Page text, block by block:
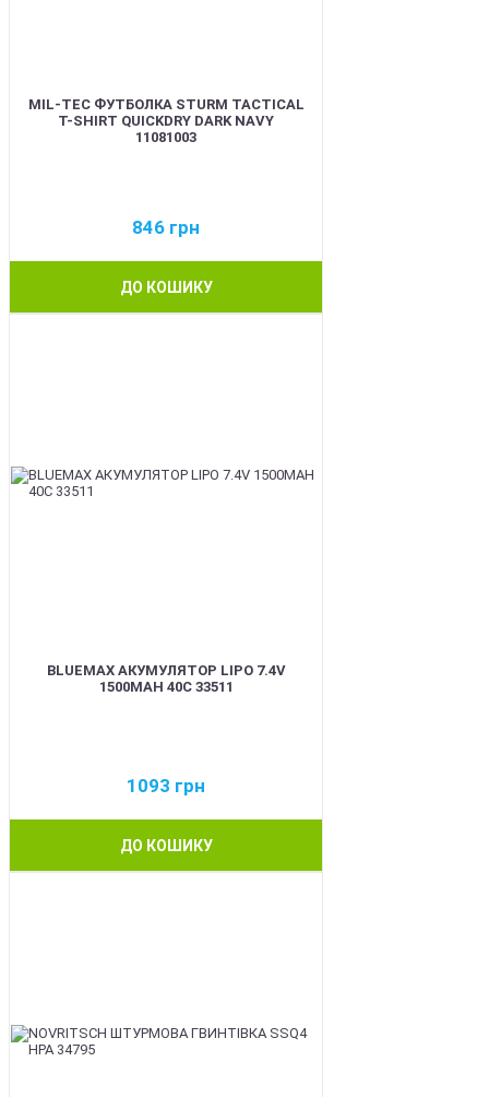
MIL-TEC ФУТБОЛКА STURM TACTICAL
T-SHIRT QUICKDRY DARK NAVY
11081003
846 грн
ДО КОШИКУ
BLUEMAX АКУМУЛЯТОР LIPO 7.4V
1500MAH 40C 33511
1093 грн
ДО КОШИКУ